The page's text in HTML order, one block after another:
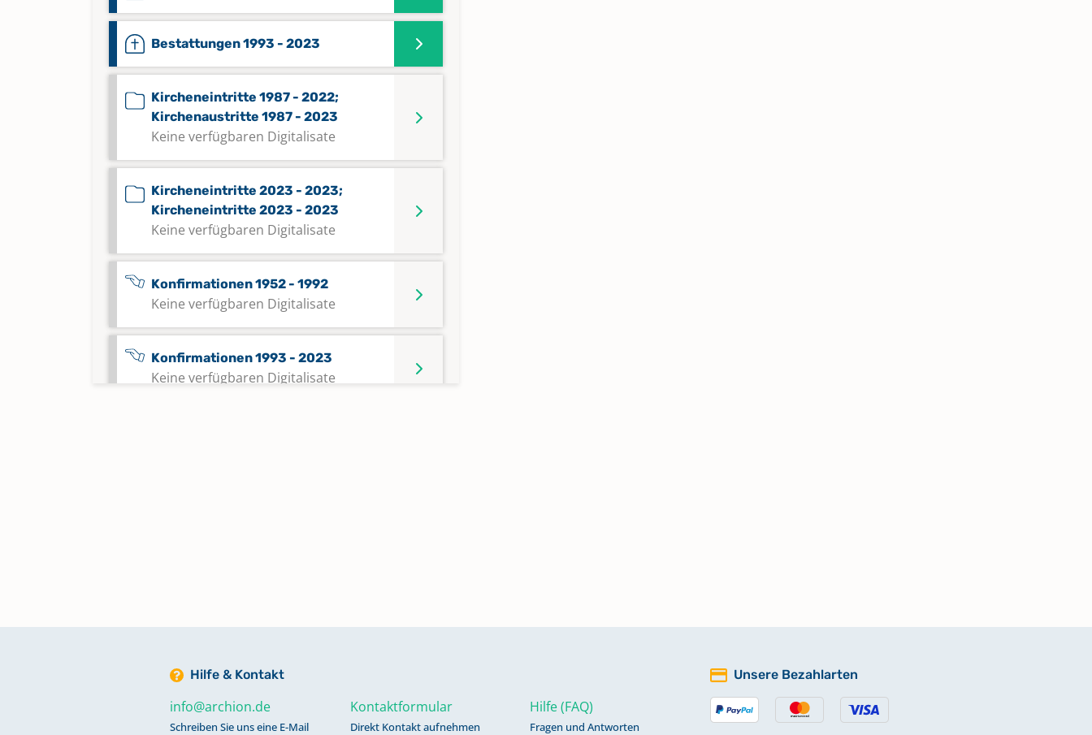
Bestattungen 1993 - 2023
Kircheneintritte 1987 - 2022;
Kirchenaustritte 1987 - 2023
Keine verfügbaren Digitalisate
Kircheneintritte 2023 - 2023;
Kircheneintritte 2023 - 2023
Keine verfügbaren Digitalisate
Konfirmationen 1952 - 1992
Keine verfügbaren Digitalisate
Konfirmationen 1993 - 2023
Keine verfügbaren Digitalisate
Keine verfügbaren Digitalisate
Verschmähungen 1952 - 1952;
Hilfe & Kontakt
info@archion.de
Schreiben Sie uns eine E-Mail
Kontaktformular
Direkt Kontakt aufnehmen
Hilfe (FAQ)
Fragen und Antworten
Unsere Bezahlarten